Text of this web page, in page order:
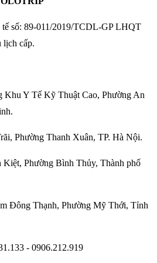
số: 89-011/2019/TCDL-GP LHQT
lịch cấp.
Khu Y Tế Kỹ Thuật Cao, Phường An
Phường Thanh Xuân, TP. Hà Nội.
Kiệt, Phường Bình Thủy, Thành phố
Đông Thạnh, Phường Mỹ Thới, Tỉnh
- 0906.212.919